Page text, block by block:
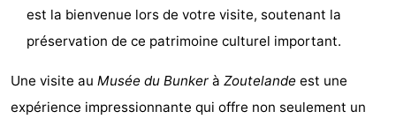
Faire
-
est la bienvenue lors de votre visite, soutenant la
préservation de ce patrimoine culturel important.
Une visite au Musée du Bunker à Zoutelande est une
expérience impressionnante qui offre non seulement un